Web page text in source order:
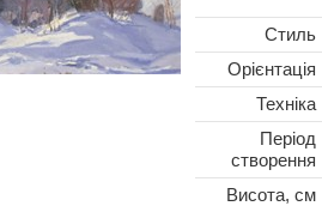
Стиль
Oрієнтація
Техніка
Період
створення
Висота, см